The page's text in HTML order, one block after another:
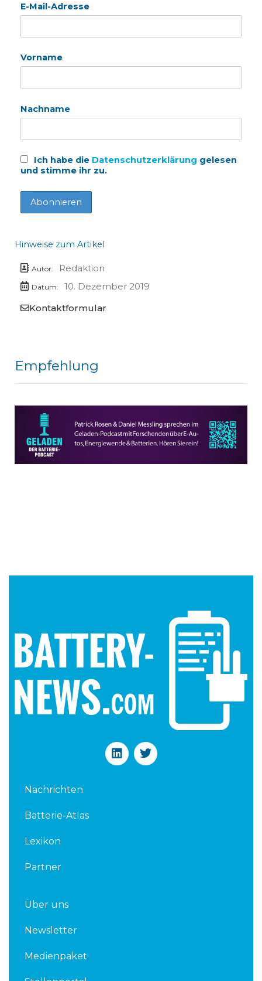
E-Mail-Adresse
Vorname
Nachname
Ich habe die Datenschutzerklärung gelesen
und stimme ihr zu.
Hinweise zum Artikel
Autor: Redaktion
Datum:
10. Dezember 2019
Kontaktformular
Empfehlung
L
i
T
w
Nachrichten
Batterie-Atlas
Lexikon
Partner
Über uns
Newsletter
Medienpaket